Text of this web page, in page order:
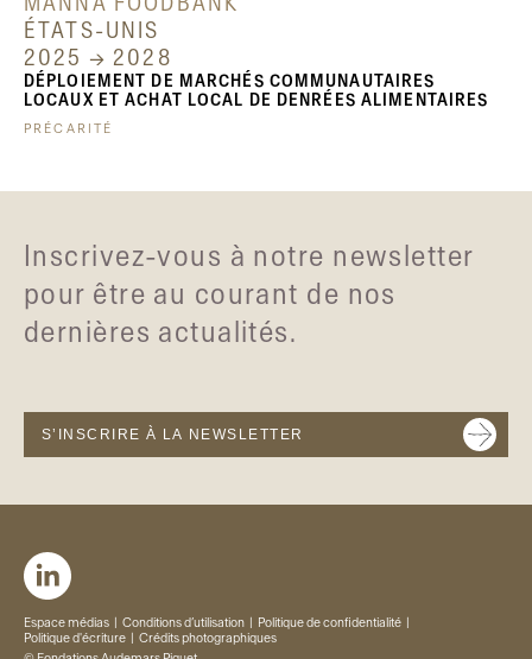
ÉTATS-UNIS
2025 → 2028
DÉPLOIEMENT DE MARCHÉS COMMUNAUTAIRES
LOCAUX ET ACHAT LOCAL DE DENRÉES ALIMENTAIRES
PRÉCARITÉ
Inscrivez-vous à notre newsletter
pour être au courant de nos
dernières actualités.
S’INSCRIRE À LA NEWSLETTER
Espace médias Conditions d’utilisation
Politique de confidentialité
Politique d'écriture
Crédits photographiques